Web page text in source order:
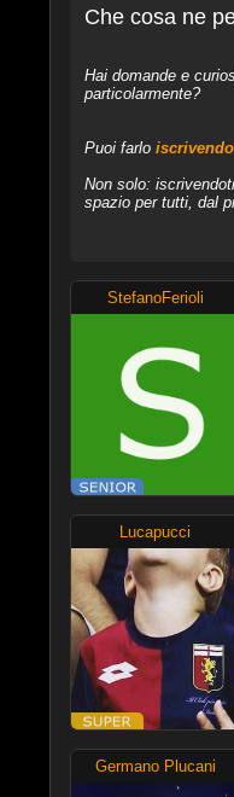
Che cosa ne
Hai domande e
particolarmente?
Puoi farlo
Non solo:
spazio per tutti, dal
StefanoFerioli
Lucapucci
Germano Plucani